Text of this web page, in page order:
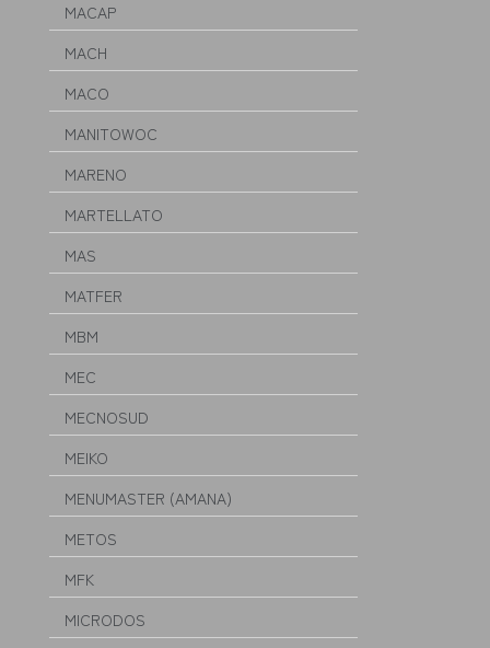
MACAP
MACH
MACO
MANITOWOC
MARENO
MARTELLATO
MAS
MATFER
MBM
MEC
MECNOSUD
MEIKO
MENUMASTER (AMANA)
METOS
MFK
MICRODOS